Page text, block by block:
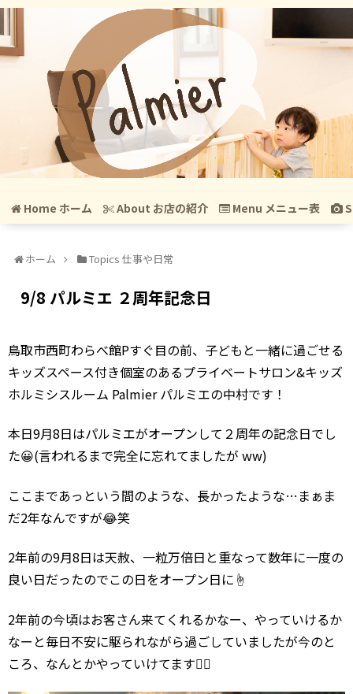
Home ホーム About お店の紹介 Menu メニュー表
ホーム Topics 仕事や日常
9/8 パルミエ ２周年記念日
鳥取市西町わらべ館Pすぐ目の前、子どもと一緒に過ごせる
キッズスペース付き個室のあるプライベートサロン&キッズ
ホルミシスルーム Palmier パルミエの中村です！
本日9月8日はパルミエがオープンして２周年の記念日でし
た😀(言われるまで完全に忘れてましたが ww)
ここまであっという間のような、長かったような…まぁま
だ2年なんですが😂笑
2年前の9月8日は天赦、一粒万倍日と重なって数年に一度の
良い日だったのでこの日をオープン日に☝️
2年前の今頃はお客さん来てくれるかなー、やっていけるか
なーと毎日不安に駆られながら過ごしていましたが今のと
ころ、なんとかやっていけてます🙇‍♂️